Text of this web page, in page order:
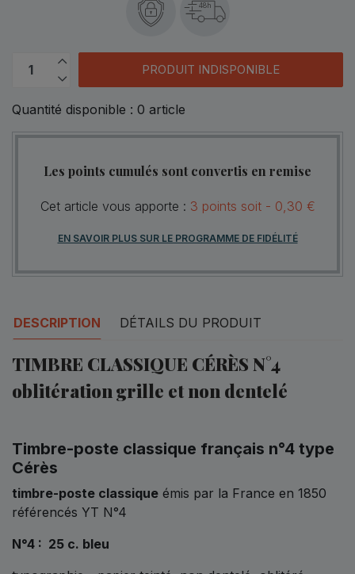
48h
PRODUIT INDISPONIBLE
Quantité disponible : 0 article
Les points cumulés sont convertis en remise
Cet article vous apporte : 3 points soit - 0,30 €
EN SAVOIR PLUS SUR LE PROGRAMME DE FIDÉLITÉ
DESCRIPTION DÉTAILS DU PRODUIT
TIMBRE CLASSIQUE CÉRÈS N°4
oblitération grille et non dentelé
Timbre-poste classique français n°4 type
Cérès
timbre-poste classique émis par la France en 1850
référencés YT N°4
N°4 : 25 c. bleu